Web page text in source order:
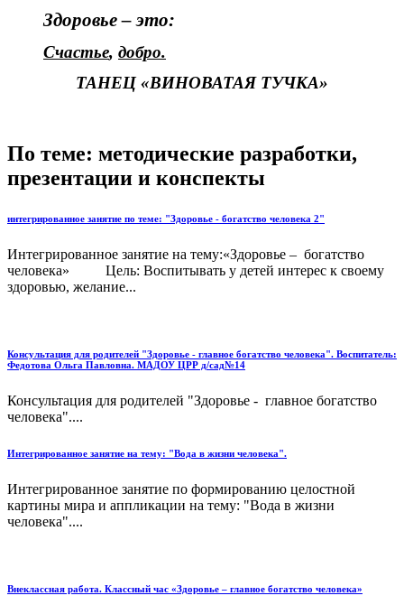
Здоровье – это:
Счастье, добро.
ТАНЕЦ «ВИНОВАТАЯ ТУЧКА»
По теме: методические разработки,
презентации и конспекты
интегрированное занятие по теме: "Здоровье - богатство человека 2"
Интегрированное занятие на тему:«Здоровье – богатство
человека» Цель: Воспитывать у детей интерес к своему
здоровью, желание...
Консультация для родителей "Здоровье - главное богатство человека". Воспитатель:
Федотова Ольга Павловна. МАДОУ ЦРР д/сад№14
Консультация для родителей "Здоровье - главное богатство
человека"....
Интегрированное занятие на тему: "Вода в жизни человека".
Интегрированное занятие по формированию целостной
картины мира и аппликации на тему: "Вода в жизни
человека"....
Внеклассная работа. Классный час «Здоровье – главное богатство человека»